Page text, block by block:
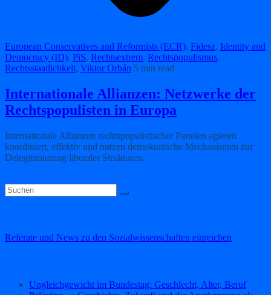
European Conservatives and Reformists (ECR), Fidesz, Identity and
Democracy (ID), PiS, Rechtsextrem, Rechtspopulismus,
Rechtsstaatlichkeit, Viktor Orbán 5 min read
Internationale Allianzen: Netzwerke der
Rechtspopulisten in Europa
Internationale Allianzen rechtspopulistischer Parteien agieren
koordiniert, effektiv und nutzen demokratische Mechanismen zur
Delegitimierung liberaler Strukturen.
Referate und News zu den Sozialwissenschaften einreichen.
Ungleichgewicht im Bundestag: Geschlecht, Alter, Beruf